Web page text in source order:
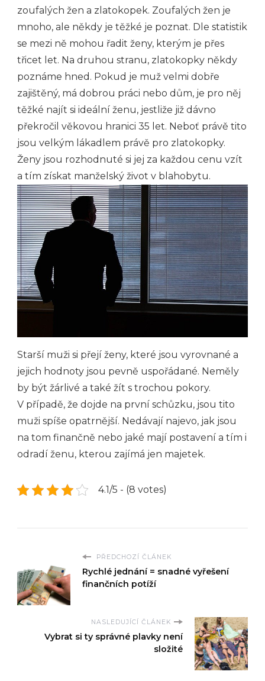
zoufalých žen a zlatokopek. Zoufalých žen je
mnoho, ale někdy je těžké je poznat. Dle statistik
se mezi ně mohou řadit ženy, kterým je přes
třicet let. Na druhou stranu, zlatokopky někdy
poznáme hned. Pokud je muž velmi dobře
zajištěný, má dobrou práci nebo dům, je pro něj
těžké najít si ideální ženu, jestliže již dávno
překročil věkovou hranici 35 let. Neboť právě tito
jsou velkým lákadlem právě pro zlatokopky.
Ženy jsou rozhodnuté si jej za každou cenu vzít
a tím získat manželský život v blahobytu.
Starší muži si přejí ženy, které jsou vyrovnané a
jejich hodnoty jsou pevně uspořádané. Neměly
by být žárlivé a také žít s trochou pokory.
V případě, že dojde na první schůzku, jsou tito
muži spíše opatrnější. Nedávají najevo, jak jsou
na tom finančně nebo jaké mají postavení a tím i
odradí ženu, kterou zajímá jen majetek.
4.1/5 - (8 votes)
PŘEDCHOZÍ ČLÁNEK
Rychlé jednání = snadné vyřešení
finančních potíží
NASLEDUJÍCÍ ČLÁNEK
Vybrat si ty správné plavky není
složité